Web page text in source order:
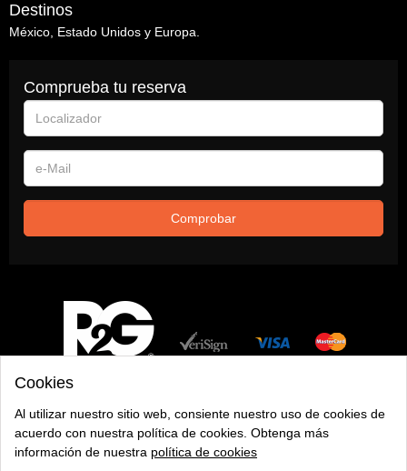
Destinos
México, Estado Unidos y Europa.
Comprueba tu reserva
Localizador
e-
Mail
Comprobar
Tripadvisor opiniones de hoteles en todo el mundo
2026 © Rooms 2 GoPowered by
Cookies
Al utilizar nuestro sitio web, consiente nuestro uso de cookies de
acuerdo con nuestra política de cookies. Obtenga más
información de nuestra política de cookies